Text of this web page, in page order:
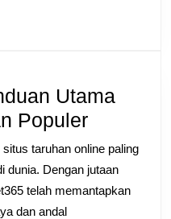
Utama
PopulerInside
Bet365:
Panduan
Utama
taruhan online paling
dunia. Dengan jutaan
telah memantapkan
dan andal